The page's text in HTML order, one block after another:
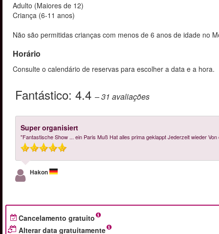
Adulto (Maiores de 12)
Criança (6-11 anos)
Não são permitidas crianças com menos de 6 anos de idade no
Horário
Consulte o calendário de reservas para escolher a data e a hora.
Fantástico: 4.4 – 31 avaliações
Super organisiert
"Fantastische Show ... ein Paris Muß Hat alles prima geklappt Jederzeit wieder
Hakon
Cancelamento gratuito
Alterar data gratuitamente